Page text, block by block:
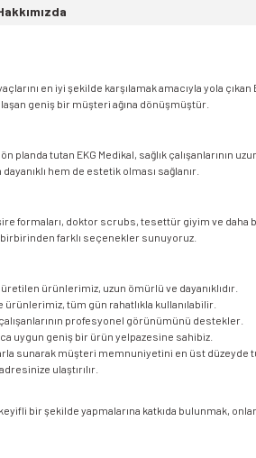
en iyi şekilde karşılamak amacıyla yola
geniş bir müşteri ağına dönüşmüştür.
planda tutan EKG Medikal, sağlık
hem de estetik olması sağlanır.
formaları, doktor scrubs, tesettür giyim ve
farklı seçenekler sunuyoruz.
ürünlerimiz, uzun ömürlü ve dayanıklıdır.
tüm gün rahatlıkla kullanılabilir.
çalışanlarının profesyonel görünümünü destekler.
uygun geniş bir ürün yelpazesine sahibiz.
sunarak müşteri memnuniyetini en üst düzeyde
ulaştırılır.
keyifli bir şekilde yapmalarına katkıda bulunmak,